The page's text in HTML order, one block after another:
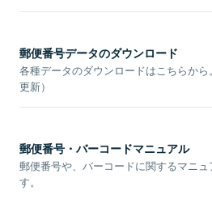
郵便番号データのダウンロード
各種データのダウンロードはこちらから
更新）
郵便番号・バーコードマニュアル
郵便番号や、バーコードに関するマニュ
す。